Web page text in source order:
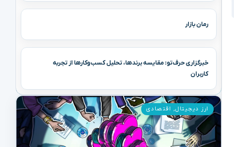
رمان بازار
خبرگزاری حرف‌تو: مقایسه برندها، تحلیل کسب‌وکارها از تجربه
کاربران
ارز دیجیتال, اقتصادی